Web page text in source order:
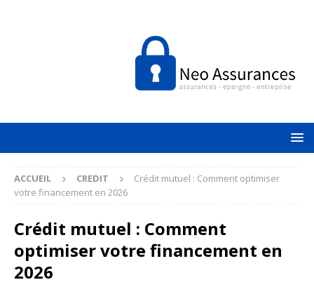
ACCUEIL CREDIT
Crédit mutuel : Comment optimiser
votre financement en 2026
Crédit mutuel : Comment
optimiser votre financement en
2026